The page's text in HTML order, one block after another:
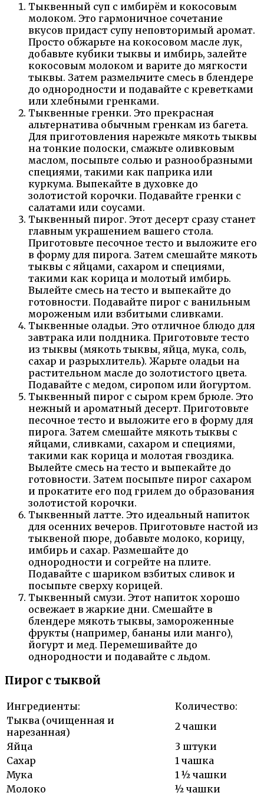
Тыквенный суп с имбирём и кокосовым
молоком. Это гармоничное сочетание
вкусов придаст супу неповторимый аромат.
Просто обжарьте на кокосовом масле лук,
добавьте кубики тыквы и имбирь, залейте
кокосовым молоком и варите до мягкости
тыквы. Затем размельчите смесь в блендере
до однородности и подавайте с креветками
или хлебными гренками.
Тыквенные гренки. Это прекрасная
альтернатива обычным гренкам из багета.
Для приготовления нарежьте мякоть тыквы
на тонкие полоски, смажьте оливковым
маслом, посыпьте солью и разнообразными
специями, такими как паприка или
куркума. Выпекайте в духовке до
золотистой корочки. Подавайте гренки с
салатами или соусами.
Тыквенный пирог. Этот десерт сразу станет
главным украшением вашего стола.
Приготовьте песочное тесто и выложите его
в форму для пирога. Затем смешайте мякоть
тыквы с яйцами, сахаром и специями,
такими как корица и молотый имбирь.
Вылейте смесь на тесто и выпекайте до
готовности. Подавайте пирог с ванильным
мороженым или взбитыми сливками.
Тыквенные оладьи. Это отличное блюдо для
завтрака или полдника. Приготовьте тесто
из тыквы (мякоть тыквы, яйца, мука, соль,
сахар и разрыхлитель). Жарьте оладьи на
растительном масле до золотистого цвета.
Подавайте с медом, сиропом или йогуртом.
Тыквенный пирог с сыром крем брюле. Это
нежный и ароматный десерт. Приготовьте
песочное тесто и выложите его в форму для
пирога. Затем смешайте мякоть тыквы с
яйцами, сливками, сахаром и специями,
такими как корица и молотая гвоздика.
Вылейте смесь на тесто и выпекайте до
готовности. Затем посыпьте пирог сахаром
и прокатите его под грилем до образования
золотистой корочки.
Тыквенный латте. Это идеальный напиток
для осенних вечеров. Приготовьте настой из
тыквеной пюре, добавьте молоко, корицу,
имбирь и сахар. Размешайте до
однородности и согрейте на плите.
Подавайте с шариком взбитых сливок и
посыпьте сверху корицей.
Тыквенный смузи. Этот напиток хорошо
освежает в жаркие дни. Смешайте в
блендере мякоть тыквы, замороженные
фрукты (например, бананы или манго),
йогурт и мед. Перемешивайте до
однородности и подавайте с льдом.
Пирог с тыквой
Ингредиенты:
Количество:
Тыква (очищенная и
нарезанная)
2 чашки
Яйца
3 штуки
Сахар
1 чашка
Мука
1 ½ чашки
Молоко
½ чашки